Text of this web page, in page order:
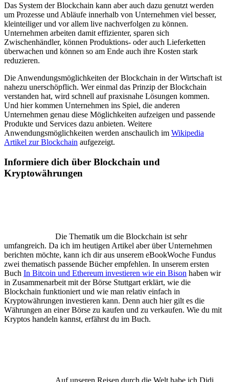
Das System der Blockchain kann aber auch dazu genutzt werden
um Prozesse und Abläufe innerhalb von Unternehmen viel besser,
kleinteiliger und vor allem live nachverfolgen zu können.
Unternehmen arbeiten damit effizienter, sparen sich
Zwischenhändler, können Produktions- oder auch Lieferketten
überwachen und können so am Ende auch ihre Kosten stark
reduzieren.
Die Anwendungsmöglichkeiten der Blockchain in der Wirtschaft ist
nahezu unerschöpflich. Wer einmal das Prinzip der Blockchain
verstanden hat, wird schnell auf praxisnahe Lösungen kommen.
Und hier kommen Unternehmen ins Spiel, die anderen
Unternehmen genau diese Möglichkeiten aufzeigen und passende
Produkte und Services dazu anbieten. Weitere
Anwendungsmöglichkeiten werden anschaulich im Wikipedia
Artikel zur Blockchain aufgezeigt.
Informiere dich über Blockchain und
Kryptowährungen
Die Thematik um die Blockchain ist sehr
umfangreich. Da ich im heutigen Artikel aber über Unternehmen
berichten möchte, kann ich dir aus unserem eBookWoche Fundus
zwei thematisch passende Bücher empfehlen. In unserem ersten
Buch In Bitcoin und Ethereum investieren wie ein Bison haben wir
in Zusammenarbeit mit der Börse Stuttgart erklärt, wie die
Blockchain funktioniert und wie man relativ einfach in
Kryptowährungen investieren kann. Denn auch hier gilt es die
Währungen an einer Börse zu kaufen und zu verkaufen. Wie du mit
Kryptos handeln kannst, erfährst du im Buch.